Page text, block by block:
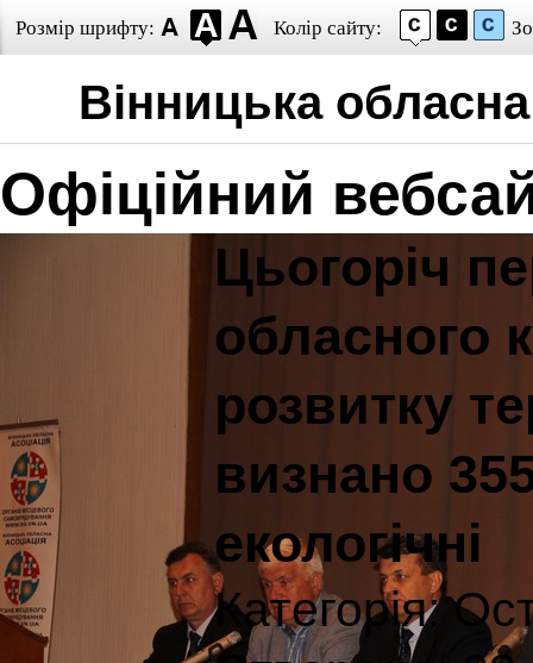
Розмір шрифту: Колір сайту:
Вінницька обласна
Офіційний
Цьогоріч
обласного
розвитку
визнано
екологічні
Категорія: